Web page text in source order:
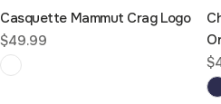
Casquette Mammut Crag Logo
Prix
$49.99